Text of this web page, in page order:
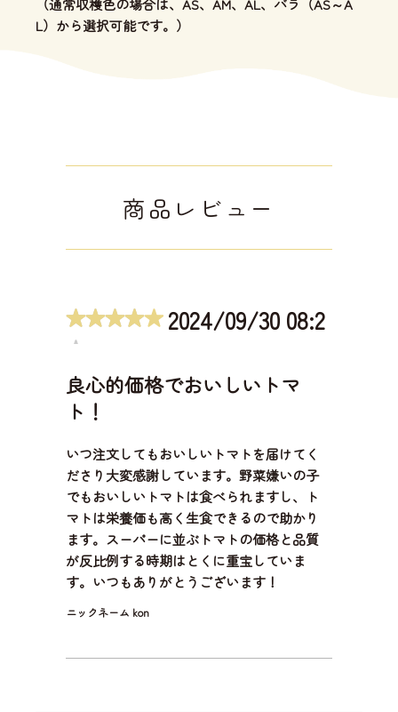
L）から選択可能です。）
商品レビュー
2024/09/30 08:2
良心的価格でおいしいトマ
ト！
いつ注文してもおいしいトマトを届けてく
ださり大変感謝しています。野菜嫌いの子
でもおいしいトマトは食べられますし、ト
マトは栄養価も高く生食できるので助かり
ます。スーパーに並ぶトマトの価格と品質
が反比例する時期はとくに重宝していま
す。いつもありがとうございます！
ニックネーム kon